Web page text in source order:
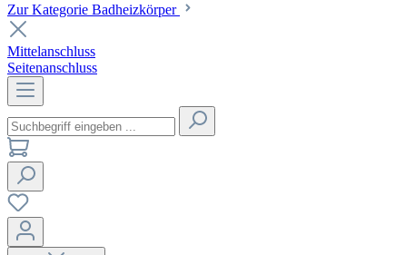
Zur Kategorie Badheizkörper
Mittelanschluss
Seitenanschluss